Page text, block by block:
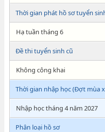
Thời gian phát hồ sơ tuyển
Hạ tuần tháng 6
Đề thi tuyển sinh cũ
Không công khai
Thời gian nhập học (Đợt mùa
Nhập học tháng 4 năm 2027
Phân loại hồ sơ